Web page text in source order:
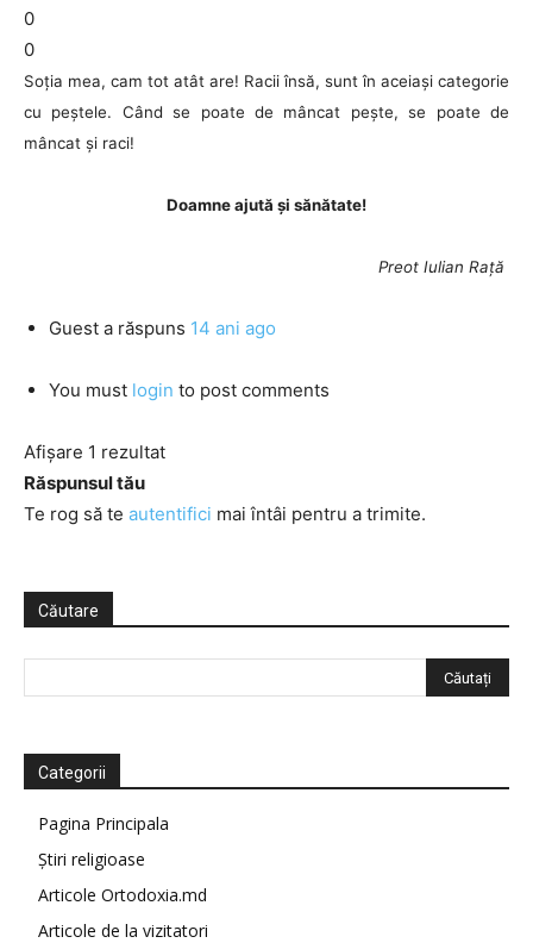
0
0
Soția mea, cam tot atât are! Racii însă, sunt în aceiași categorie
cu peștele. Când se poate de mâncat pește, se poate de
mâncat și raci!
Doamne ajută și sănătate!
Preot Iulian Rață
Guest a răspuns 14 ani ago
You must login to post comments
Afișare 1 rezultat
Răspunsul tău
Te rog să te autentifici mai întâi pentru a trimite.
Căutare
Categorii
Pagina Principala
Știri religioase
Articole Ortodoxia.md
Articole de la vizitatori